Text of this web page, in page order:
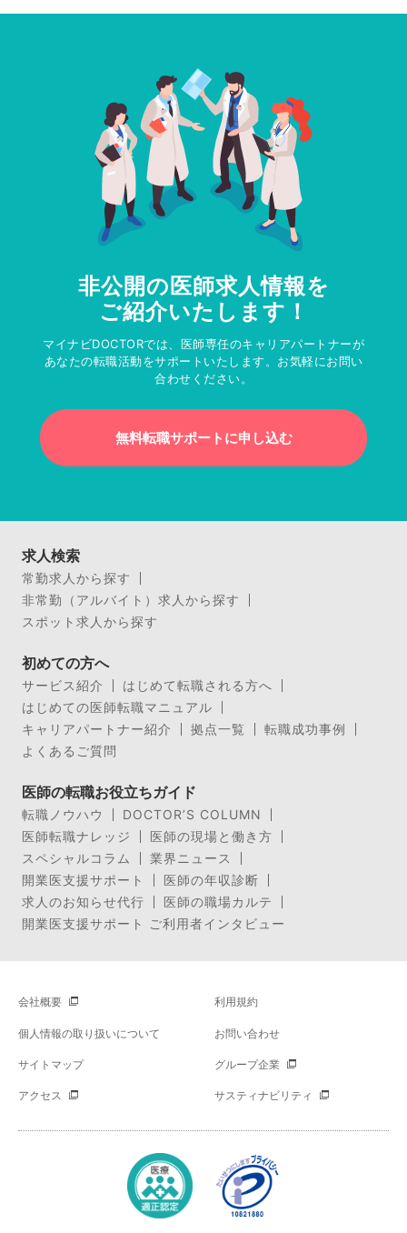
非公開の医師求人情報を
ご紹介いたします！
マイナビDOCTORでは、医師専任のキャリアパートナーが
あなたの転職活動をサポートいたします。お気軽にお問い
合わせください。
無料転職サポートに申し込む
求人検索
常勤求人から探す
非常勤（アルバイト）求人から探す
スポット求人から探す
初めての方へ
サービス紹介
はじめて転職される方へ
はじめての医師転職マニュアル
キャリアパートナー紹介
拠点一覧
転職成功事例
よくあるご質問
医師の転職お役立ちガイド
転職ノウハウ
DOCTOR’S COLUMN
医師転職ナレッジ
医師の現場と働き方
スペシャルコラム
業界ニュース
開業医支援サポート
医師の年収診断
求人のお知らせ代行
医師の職場カルテ
開業医支援サポート ご利用者インタビュー
会社概要 利用規約
個人情報の取り扱いについて お問い合わせ
サイトマップ グループ企業
アクセス サスティナビリティ